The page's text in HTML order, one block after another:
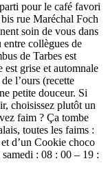
pour le café favori
bis rue Maréchal Foch
soin de vous dans
entre collègues de
de Tarbes est
est grise et automnale
l’ours (recette
petite douceur. Si
choisissez plutôt un
faim ? Ça tombe
toutes les faims :
d’un Cookie choco
: 08 : 00 – 19 :